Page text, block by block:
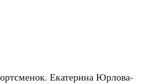
Екатерина Юрлова-